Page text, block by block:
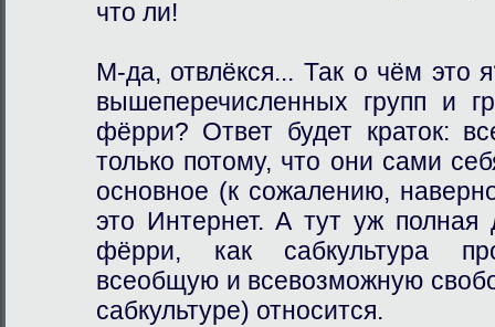
что ли!
М-да, отвлёкся... Так о чём это
вышеперечисленных групп и
фёрри? Ответ будет краток:
только потому, что они сами
основное (к сожалению,
это Интернет. А тут уж
фёрри, как сабкультура
всеобщую и всевозможную
сабкультуре) относится.